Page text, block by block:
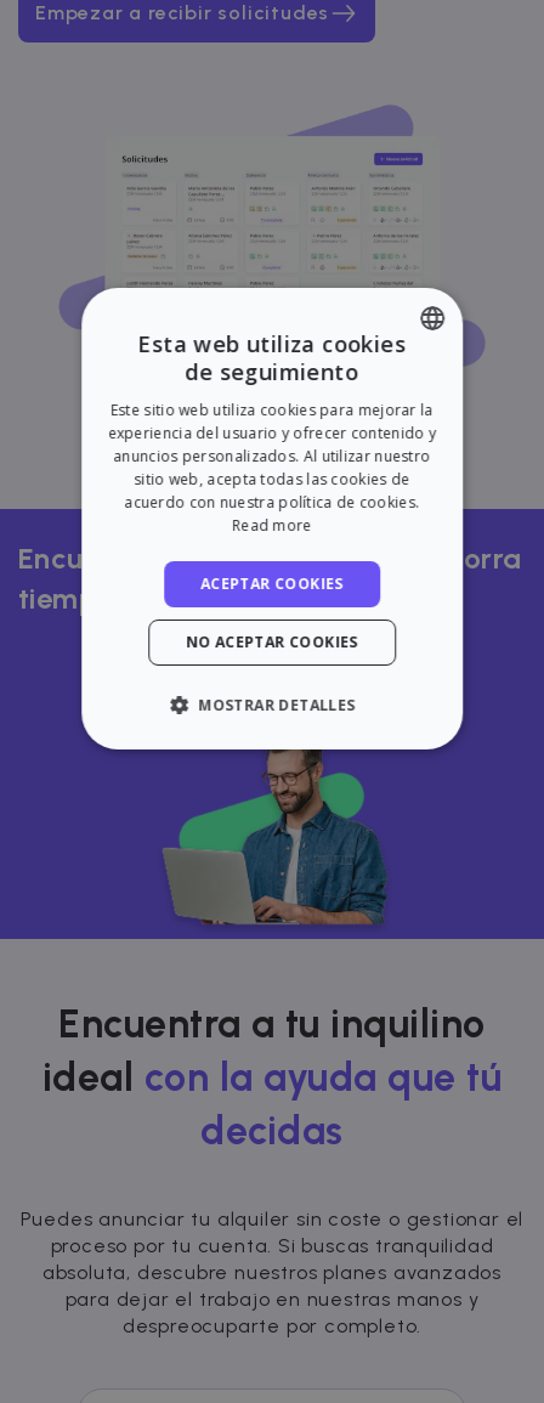
Empezar a recibir solicitudes
Encuentra el mejor inquilino y ahorra
tiempo y dinero
Anuncia tu vivienda hoy
Encuentra a tu inquilino
ideal con la ayuda que tú
decidas
Puedes anunciar tu alquiler sin coste o gestionar el
proceso por tu cuenta. Si buscas tranquilidad
absoluta, descubre nuestros planes avanzados
para dejar el trabajo en nuestras manos y
despreocuparte por completo.
SPANISH
Esta web utiliza cookies
de seguimiento
Este sitio web utiliza cookies para mejorar la
experiencia del usuario y ofrecer contenido y
anuncios personalizados. Al utilizar nuestro
sitio web, acepta todas las cookies de
acuerdo con nuestra política de cookies.
Read more
ACEPTAR COOKIES
NO ACEPTAR COOKIES
MOSTRAR DETALLES
ESTRICTAMENTE NECESARIAS
RENDIMIENTO
ORIENTACIÓN
FUNCIONALIDAD
Rendimiento
Orientación
Funcionalidad
Las cookies estrictamente necesarias
permiten la funcionalidad central del sitio
estrictamente necesarias.
Nombre
Proveedor / Dominio
Vencimiento
cf_chl_3
Cloudflare, Inc.
faq.zazume.com
1 hora